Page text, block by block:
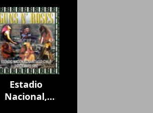
Estadio
Nacional,